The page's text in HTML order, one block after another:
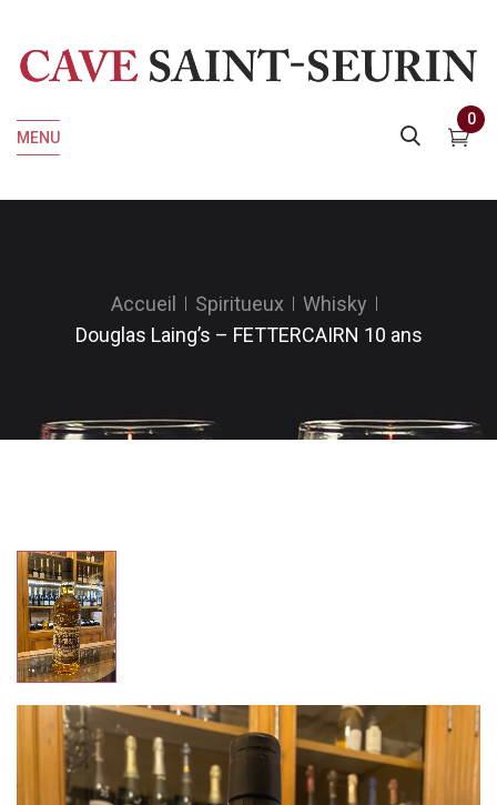
MENU
0
Accueil Spiritueux
Whisky
Douglas Laing’s – FETTERCAIRN 10 ans